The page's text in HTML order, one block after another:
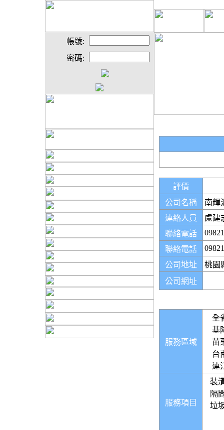
帳號:
密碼:
評價
公司名稱
南輝
連絡人員
盧建
聯絡電話
聯絡電話
公司地址
桃園
公司網址
服務區域
全
基
苗
台
連
服務項目
裝
隔
垃